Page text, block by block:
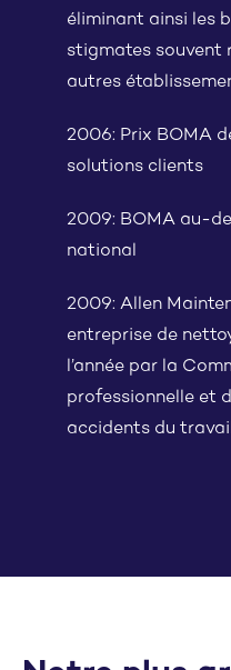
éliminant ainsi les
stigmates souvent
autres
2006: Prix BOMA
solutions clients
2009: BOMA au-
national
2009: Allen
entreprise de
l’année par la
professionnelle et
accidents du